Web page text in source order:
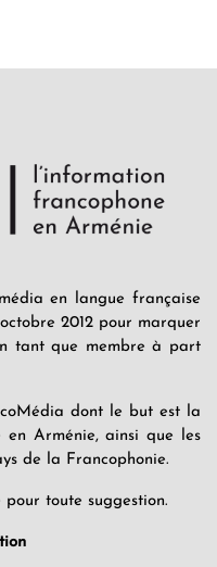
en langue française
2012 pour marquer
tant que membre à part
dont le but est la
Arménie, ainsi que les
de la Francophonie.
pour toute suggestion.